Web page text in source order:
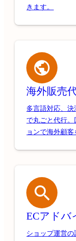
きます。
海外販売
多言語対応、決
で丸ごと代行
ョンで海外顧客
ECアドバ
ショップ運営